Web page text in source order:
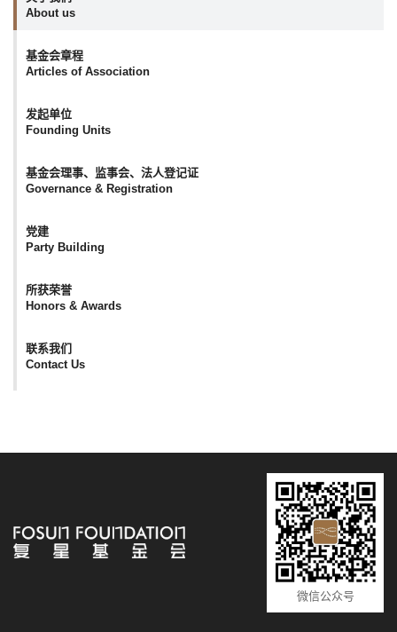
About us
基金会章程
Articles of Association
发起单位
Founding Units
基金会理事、监事会、法人登记证
Governance & Registration
党建
Party Building
所获荣誉
Honors & Awards
联系我们
Contact Us
微信公众号